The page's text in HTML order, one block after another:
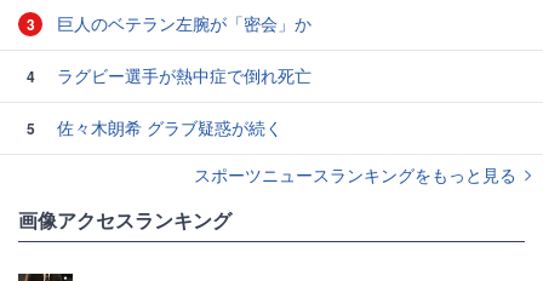
3 巨人のベテラン左腕が「密会」か
4 ラグビー選手が熱中症で倒れ死亡
5
佐々木朗希 グラブ疑惑が続く
スポーツニュースランキングをもっと見る
画像アクセスランキング